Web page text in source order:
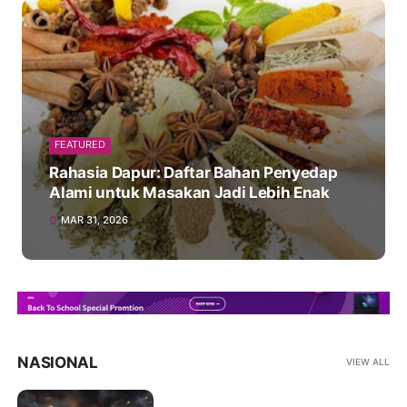
FEATURED
Rahasia Dapur: Daftar Bahan Penyedap
Alami untuk Masakan Jadi Lebih Enak
MAR 31, 2026
NASIONAL VIEW ALL